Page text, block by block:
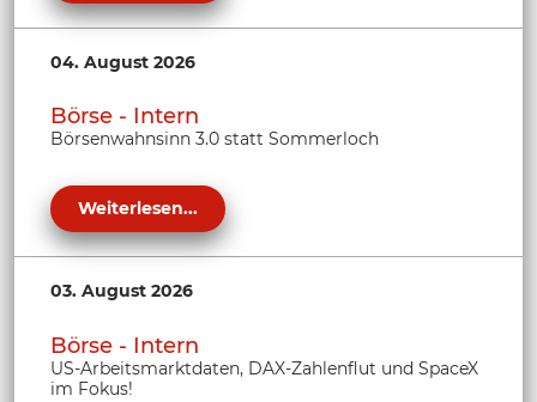
04. August 2026
Börse - Intern
Börsenwahnsinn 3.0 statt Sommerloch
Weiterlesen...
03. August 2026
Börse - Intern
US-Arbeitsmarktdaten, DAX-Zahlenflut und SpaceX
im Fokus!